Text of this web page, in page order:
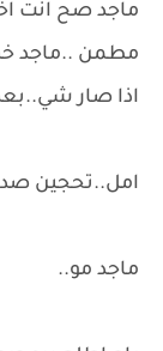
ماجد صح انت
مطمن ..ماجد
اذا صار
امل..تحجين
ماجد مو..